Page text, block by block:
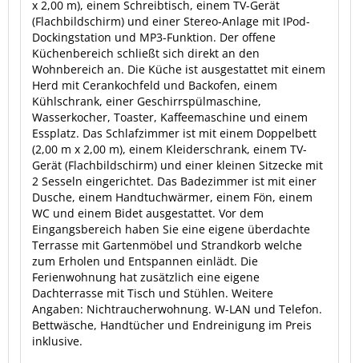
x 2,00 m), einem Schreibtisch, einem TV-Gerät
(Flachbildschirm) und einer Stereo-Anlage mit IPod-
Dockingstation und MP3-Funktion. Der offene
Küchenbereich schließt sich direkt an den
Wohnbereich an. Die Küche ist ausgestattet mit einem
Herd mit Cerankochfeld und Backofen, einem
Kühlschrank, einer Geschirrspülmaschine,
Wasserkocher, Toaster, Kaffeemaschine und einem
Essplatz. Das Schlafzimmer ist mit einem Doppelbett
(2,00 m x 2,00 m), einem Kleiderschrank, einem TV-
Gerät (Flachbildschirm) und einer kleinen Sitzecke mit
2 Sesseln eingerichtet. Das Badezimmer ist mit einer
Dusche, einem Handtuchwärmer, einem Fön, einem
WC und einem Bidet ausgestattet. Vor dem
Eingangsbereich haben Sie eine eigene überdachte
Terrasse mit Gartenmöbel und Strandkorb welche
zum Erholen und Entspannen einlädt. Die
Ferienwohnung hat zusätzlich eine eigene
Dachterrasse mit Tisch und Stühlen. Weitere
Angaben: Nichtraucherwohnung. W-LAN und Telefon.
Bettwäsche, Handtücher und Endreinigung im Preis
inklusive.